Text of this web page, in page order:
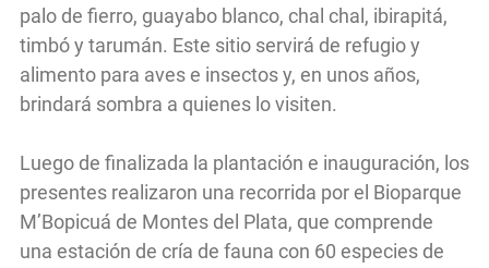
palo de fierro, guayabo blanco, chal chal, ibirapitá,
timbó y tarumán. Este sitio servirá de refugio y
alimento para aves e insectos y, en unos años,
brindará sombra a quienes lo visiten.
Luego de finalizada la plantación e inauguración, los
presentes realizaron una recorrida por el Bioparque
M’Bopicuá de Montes del Plata, que comprende
una estación de cría de fauna con 60 especies de